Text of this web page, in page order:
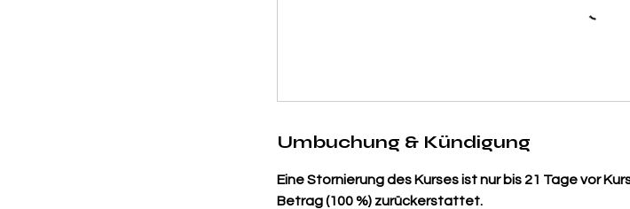
Umbuchung & Kündigung
Eine Stornierung des Kurses ist nur bis 21 Tage vor
Betrag (100 %) zurückerstattet.